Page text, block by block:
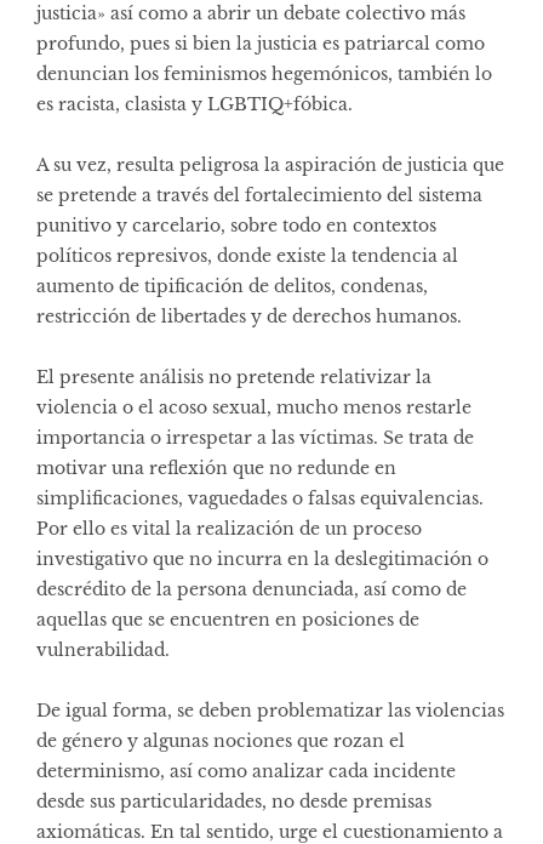
justicia» así como a abrir un debate colectivo más
profundo, pues si bien la justicia es patriarcal como
denuncian los feminismos hegemónicos, también lo
es racista, clasista y LGBTIQ+fóbica.
A su vez, resulta peligrosa la aspiración de justicia que
se pretende a través del fortalecimiento del sistema
punitivo y carcelario, sobre todo en contextos
políticos represivos, donde existe la tendencia al
aumento de tipificación de delitos, condenas,
restricción de libertades y de derechos humanos.
El presente análisis no pretende relativizar la
violencia o el acoso sexual, mucho menos restarle
importancia o irrespetar a las víctimas. Se trata de
motivar una reflexión que no redunde en
simplificaciones, vaguedades o falsas equivalencias.
Por ello es vital la realización de un proceso
investigativo que no incurra en la deslegitimación o
descrédito de la persona denunciada, así como de
aquellas que se encuentren en posiciones de
vulnerabilidad.
De igual forma, se deben problematizar las violencias
de género y algunas nociones que rozan el
determinismo, así como analizar cada incidente
desde sus particularidades, no desde premisas
axiomáticas. En tal sentido, urge el cuestionamiento a